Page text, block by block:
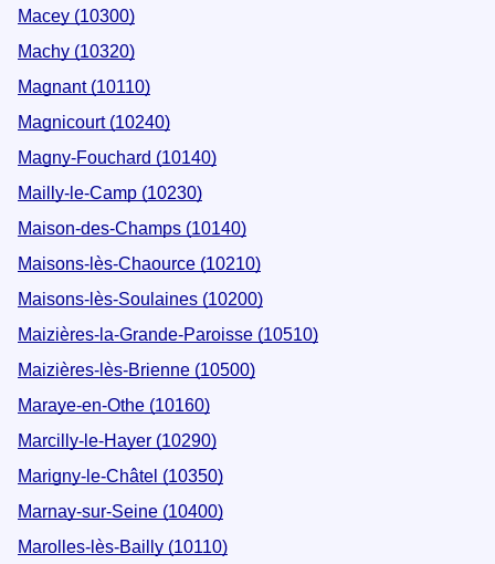
Macey (10300)
Machy (10320)
Magnant (10110)
Magnicourt (10240)
Magny-Fouchard (10140)
Mailly-le-Camp (10230)
Maison-des-Champs (10140)
Maisons-lès-Chaource (10210)
Maisons-lès-Soulaines (10200)
Maizières-la-Grande-Paroisse (10510)
Maizières-lès-Brienne (10500)
Maraye-en-Othe (10160)
Marcilly-le-Hayer (10290)
Marigny-le-Châtel (10350)
Marnay-sur-Seine (10400)
Marolles-lès-Bailly (10110)